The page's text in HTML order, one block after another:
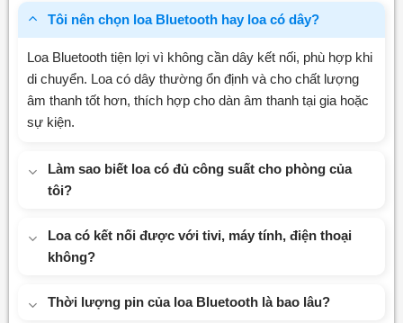
Tôi nên chọn loa Bluetooth hay loa có dây?
Loa Bluetooth tiện lợi vì không cần dây kết nối, phù hợp khi
di chuyển. Loa có dây thường ổn định và cho chất lượng
âm thanh tốt hơn, thích hợp cho dàn âm thanh tại gia hoặc
sự kiện.
Làm sao biết loa có đủ công suất cho phòng của
tôi?
Loa có kết nối được với tivi, máy tính, điện thoại
không?
Thời lượng pin của loa Bluetooth là bao lâu?